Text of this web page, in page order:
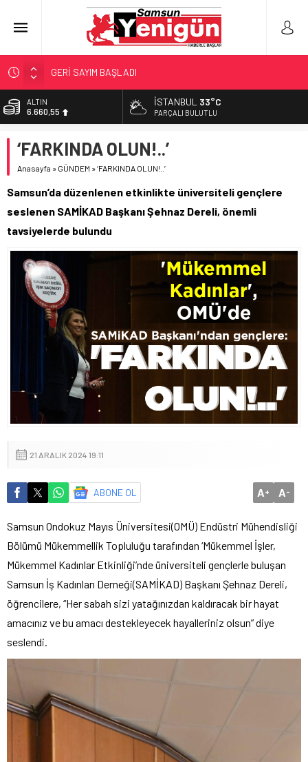
GERİ SAYIM BAŞLADI
SAMSUNSPOR’DA HEDEF 5’İNCİLİK!
‘BAFRA’YA YATIRIM YAPIN!’
YÖNETİCİ SEÇERKEN YAPILAN EN BÜYÜK HATALAR
BİST
13.779,39
47,7111
EURO
6.660,55
İSTANBUL 33°C
PARÇALI BULUTLU
‘FARKINDA OLUN!..’
Anasayfa » GÜNDEM »‘FARKINDA OLUN!..’
Samsun’da düzenlenen etkinlikte üniversiteli gençlere
seslenen SAMİKAD Başkanı Şehnaz Dereli, önemli
tavsiyelerde bulundu
21 ARALIK 2024 19:11
ABONE OL A+ A-
Samsun Ondokuz Mayıs Üniversitesi(OMÜ) Endüstri Mühendisliği
Bölümü Mükemmellik Topluluğu tarafından ‘Mükemmel İşler,
Mükemmel Kadınlar Etkinliği’nde üniversiteli gençlerle buluşan
Samsun İş Kadınları Derneği(SAMİKAD) Başkanı Şehnaz Dereli,
öğrencilere, “Her sabah sizi yatağınızdan kaldıracak bir hayat
amacınız ve bu amacı destekleyecek hayalleriniz olsun” diye
seslendi.